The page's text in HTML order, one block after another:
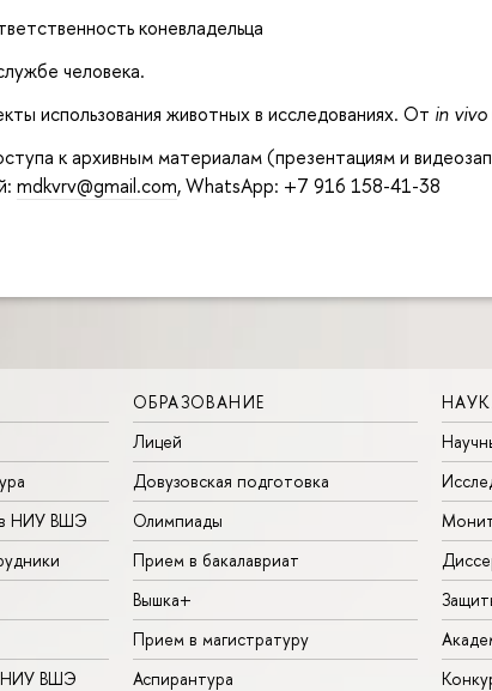
коневладельца
человека.
использования животных в исследованиях. От in vivo
к архивным материалам (презентациям и
mdkvrv@gmail.com, WhatsApp: +7 916 158-41-38
в НИУ ВШЭ
НИУ ВШЭ
ОБРАЗОВАНИЕ
Лицей
Довузовская подготовка
Олимпиады
Прием в бакалавриат
Вышка+
Прием в магистратуру
Аспирантура